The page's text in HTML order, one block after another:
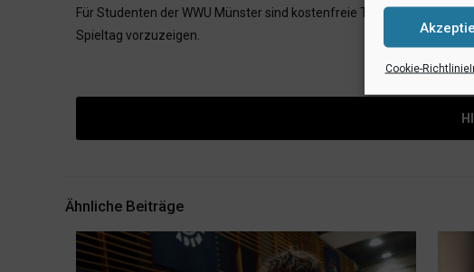
Cookie-Richtlinie
Für Studenten der WWU Münster sind kostenfreie Tickets über das
Spieltag vorzuzeigen.
Ähnliche Beiträge